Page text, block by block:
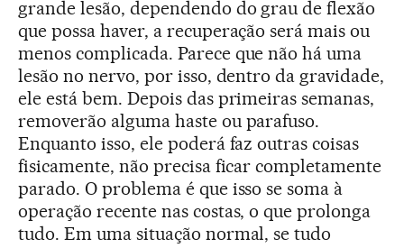
grande lesão, dependendo do grau de flexão
que possa haver, a recuperação será mais ou
menos complicada. Parece que não há uma
lesão no nervo, por isso, dentro da gravidade,
ele está bem. Depois das primeiras semanas,
removerão alguma haste ou parafuso.
Enquanto isso, ele poderá faz outras coisas
fisicamente, não precisa ficar completamente
parado. O problema é que isso se soma à
operação recente nas costas, o que prolonga
tudo. Em uma situação normal, se tudo